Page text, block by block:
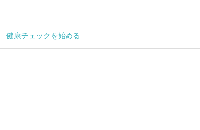
健康チェックを始める